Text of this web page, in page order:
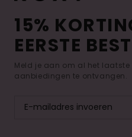
15%
EERSTE
Meld je aan om al het laatste
aanbiedingen te ontvangen.